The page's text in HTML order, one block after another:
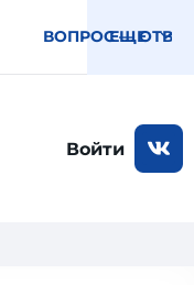
ВОПРОС — ОТВЕТ
ЕЩЕ
Войти